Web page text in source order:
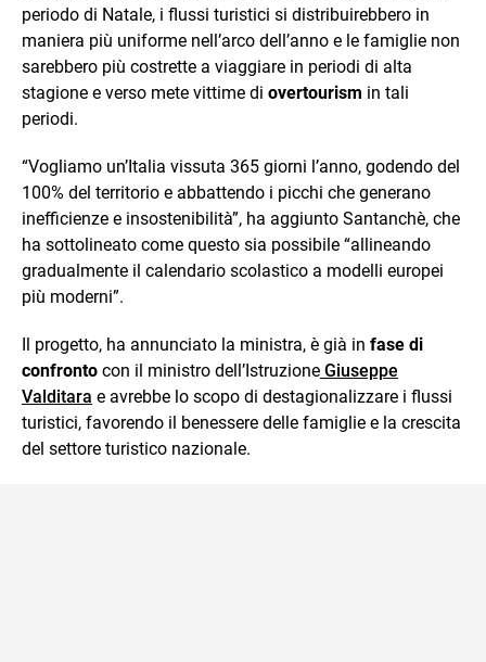
periodo di Natale, i flussi turistici si distribuirebbero in
maniera più uniforme nell’arco dell’anno e le famiglie non
sarebbero più costrette a viaggiare in periodi di alta
stagione e verso mete vittime di overtourism in tali
periodi.
“Vogliamo un’Italia vissuta 365 giorni l’anno, godendo del
100% del territorio e abbattendo i picchi che generano
inefficienze e insostenibilità”, ha aggiunto Santanchè, che
ha sottolineato come questo sia possibile “allineando
gradualmente il calendario scolastico a modelli europei
più moderni”.
Il progetto, ha annunciato la ministra, è già in fase di
confronto con il ministro dell’Istruzione Giuseppe
Valditara e avrebbe lo scopo di destagionalizzare i flussi
turistici, favorendo il benessere delle famiglie e la crescita
del settore turistico nazionale.